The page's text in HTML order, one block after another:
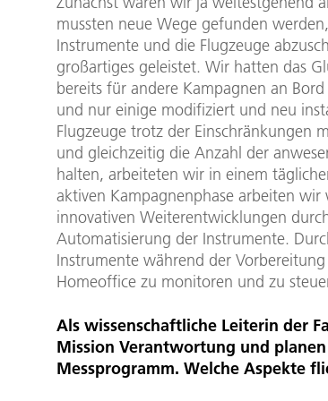
mussten neue Wege gefunden
Instrumente und die Flugzeuge
großartiges geleistet. Wir hatten das
bereits für andere Kampagnen an Bord
und nur einige modifiziert und neu
Flugzeuge trotz der Einschränkungen
und gleichzeitig die Anzahl der
halten, arbeiteten wir in einem
aktiven Kampagnenphase arbeiten
innovativen Weiterentwicklungen
Automatisierung der Instrumente.
Instrumente während der
Homeoffice zu monitoren und zu
Als wissenschaftliche Leiterin der
Mission Verantwortung und
Messprogramm. Welche Aspekte